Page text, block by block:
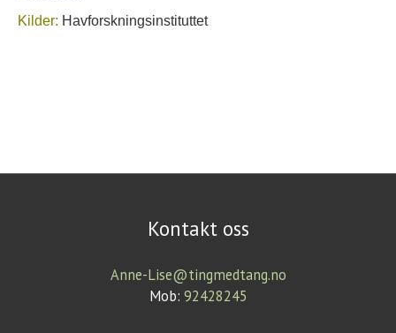
Kilder: Havforskningsinstituttet
Kontakt oss
Anne-Lise@tingmedtang.no
Mob: 92428245